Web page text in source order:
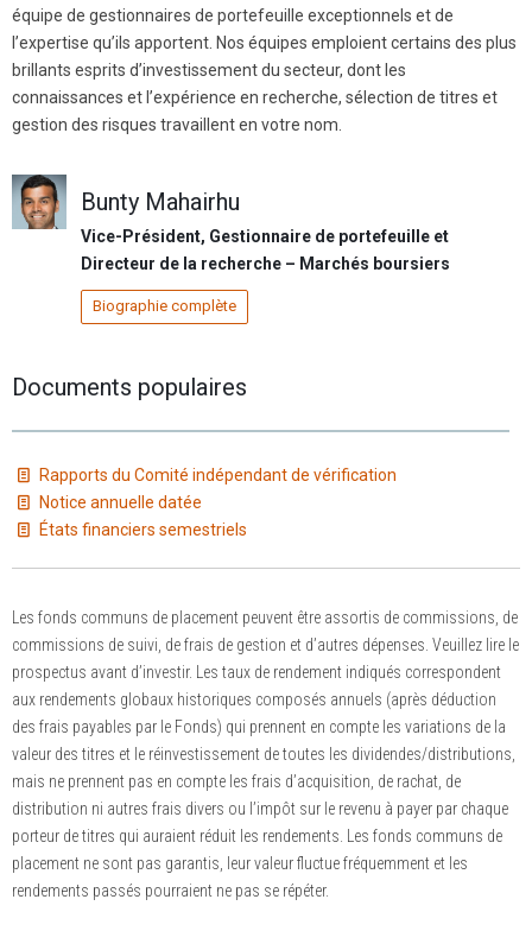
équipe de gestionnaires de portefeuille exceptionnels et de
l’expertise qu’ils apportent. Nos équipes emploient certains des plus
brillants esprits d’investissement du secteur, dont les
connaissances et l’expérience en recherche, sélection de titres et
gestion des risques travaillent en votre nom.
Bunty Mahairhu
Vice-Président, Gestionnaire de portefeuille et
Directeur de la recherche – Marchés boursiers
Biographie complète
Documents populaires
Rapports du Comité indépendant de vérification
Notice annuelle datée
États financiers semestriels
Les fonds communs de placement peuvent être assortis de commissions, de
commissions de suivi, de frais de gestion et d’autres dépenses. Veuillez lire le
prospectus avant d’investir. Les taux de rendement indiqués correspondent
aux rendements globaux historiques composés annuels (après déduction
des frais payables par le Fonds) qui prennent en compte les variations de la
valeur des titres et le réinvestissement de toutes les dividendes/distributions,
mais ne prennent pas en compte les frais d’acquisition, de rachat, de
distribution ni autres frais divers ou l’impôt sur le revenu à payer par chaque
porteur de titres qui auraient réduit les rendements. Les fonds communs de
placement ne sont pas garantis, leur valeur fluctue fréquemment et les
rendements passés pourraient ne pas se répéter.